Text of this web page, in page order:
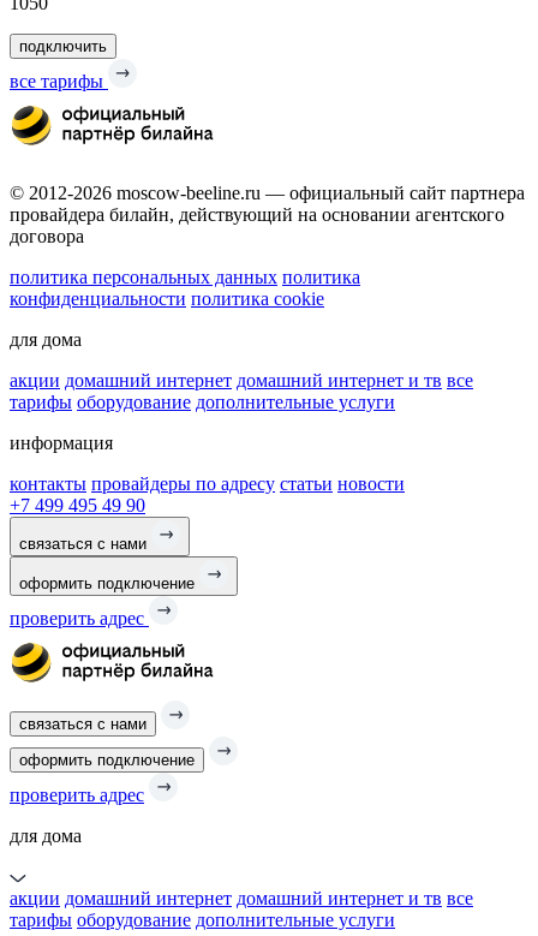
подключить
все тарифы
© 2012-2026 moscow-beeline.ru — официальный сайт партнера
провайдера билайн, действующий на основании агентского
договора
политика персональных данных политика
конфиденциальности политика cookie
для дома
акции домашний интернет домашний интернет и тв все
тарифы оборудование дополнительные услуги
информация
контакты провайдеры по адресу статьи новости
+7 499 495 49 90
связаться с нами
оформить подключение
проверить адрес
связаться с нами
оформить подключение
проверить адрес
для дома
акции домашний интернет домашний интернет и тв все
тарифы оборудование дополнительные услуги